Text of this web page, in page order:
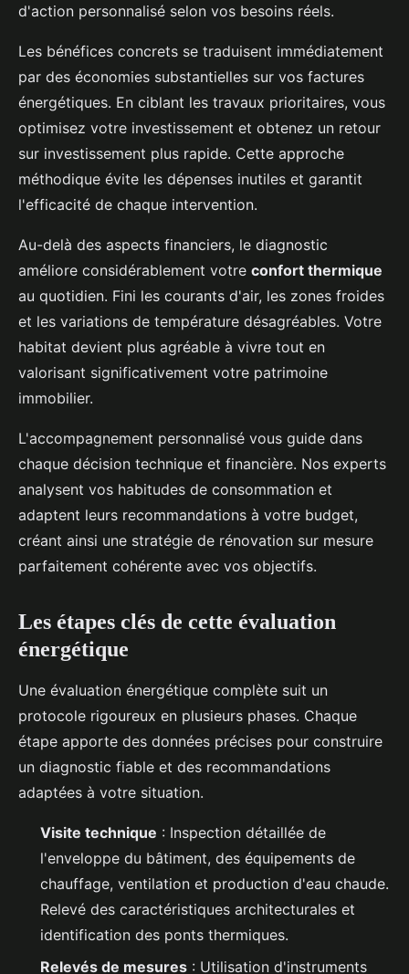
d'action personnalisé selon vos besoins réels.
Les bénéfices concrets se traduisent immédiatement
par des économies substantielles sur vos factures
énergétiques. En ciblant les travaux prioritaires, vous
optimisez votre investissement et obtenez un retour
sur investissement plus rapide. Cette approche
méthodique évite les dépenses inutiles et garantit
l'efficacité de chaque intervention.
Au-delà des aspects financiers, le diagnostic
améliore considérablement votre confort thermique
au quotidien. Fini les courants d'air, les zones froides
et les variations de température désagréables. Votre
habitat devient plus agréable à vivre tout en
valorisant significativement votre patrimoine
immobilier.
L'accompagnement personnalisé vous guide dans
chaque décision technique et financière. Nos experts
analysent vos habitudes de consommation et
adaptent leurs recommandations à votre budget,
créant ainsi une stratégie de rénovation sur mesure
parfaitement cohérente avec vos objectifs.
Les étapes clés de cette évaluation
énergétique
Une évaluation énergétique complète suit un
protocole rigoureux en plusieurs phases. Chaque
étape apporte des données précises pour construire
un diagnostic fiable et des recommandations
adaptées à votre situation.
Visite technique : Inspection détaillée de
l'enveloppe du bâtiment, des équipements de
chauffage, ventilation et production d'eau chaude.
Relevé des caractéristiques architecturales et
identification des ponts thermiques.
Relevés de mesures : Utilisation d'instruments